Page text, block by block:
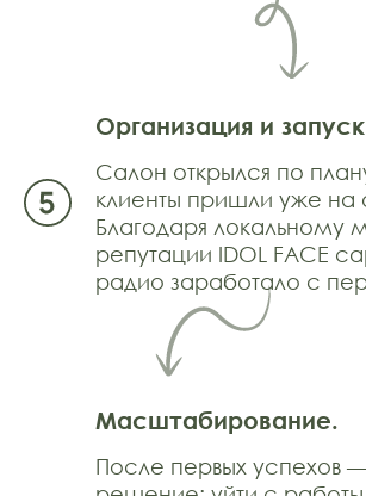
Организация и
Салон открылся по
клиенты пришли уже на
Благодаря локальному
репутации IDOL FACE
радио заработало с
Масштабирование.
После первых успехов